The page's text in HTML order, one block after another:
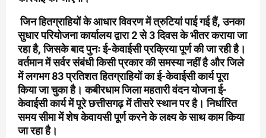
जिन हितग्राहियों के आधार विवरण में त्रुटियां पाई गई हैं, उनका
सुधार परियोजना कार्यालय द्वारा 2 से 3 दिवस के भीतर कराया जा
रहा है, जिसके बाद पुनः ई-केवाईसी प्रक्रिया पूर्ण की जा रही है।
वर्तमान में सर्वर संबंधी किसी प्रकार की समस्या नहीं है और जिले
में लगभग 83 प्रतिशत हितग्राहियों का ई-केवाईसी कार्य पूरा
किया जा चुका है। कबीरधाम जिला महतारी वंदन योजना ई-
केवाईसी कार्य में पूरे छत्तीसगढ़ में तीसरे स्थान पर है। निर्धारित
समय सीमा में शेष केवायसी पूर्ण करने के लक्ष्य के साथ काम किया
जा रहा है।